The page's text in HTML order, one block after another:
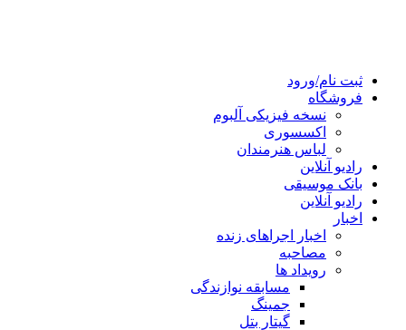
ثبت نام/ورود
فروشگاه
نسخه فیزیکی آلبوم
اکسسوری
لباس هنرمندان
رادیو آنلاین
بانک موسیقی
رادیو آنلاین
اخبار
اخبار اجراهای زنده
مصاحبه
رویداد ها
مسابقه نوازندگی
جمینگ
گیتار بتل